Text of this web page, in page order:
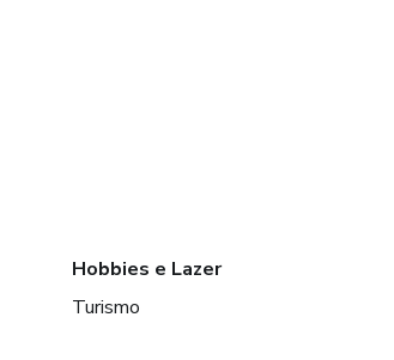
Hobbies e Lazer
Turismo